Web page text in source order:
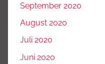
September 2020
August 2020
Juli 2020
Juni 2020